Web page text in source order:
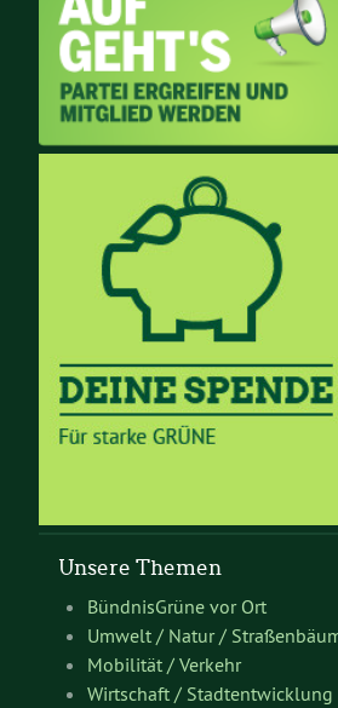
Unsere Themen
BündnisGrüne vor Ort
Umwelt / Natur /
Mobilität / Verkehr
Wirtschaft / Stadtentwicklung